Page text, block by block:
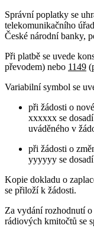
Správní poplatky se
telekomunikačního
České národní banky,
Při platbě se uvede
převodem) nebo 1149
Variabilní symbol se
při žádosti o
xxxxxx se
uváděného v
při žádosti o
yyyyyy se
Kopie dokladu o
se přiloží k žádosti.
Za vydání rozhodnutí
rádiových kmitočtů se